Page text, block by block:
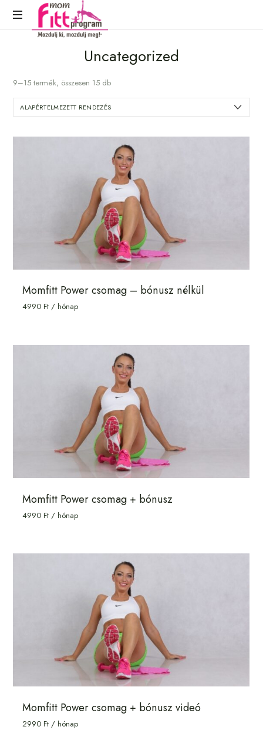
meg!
Uncategorized
9–15 termék, összesen 15 db
Momfitt Power csomag – bónusz nélkül
4990 Ft / hónap
Momfitt Power csomag + bónusz
4990 Ft / hónap
Momfitt Power csomag + bónusz videó
2990 Ft / hónap